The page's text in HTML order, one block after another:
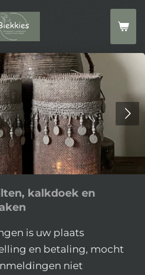
kalkdoek en
is uw plaats
en betaling, mocht
niet